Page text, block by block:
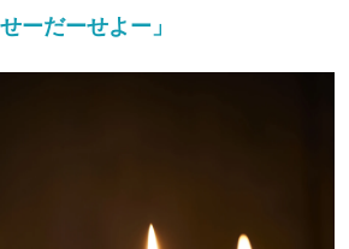
ーだーせよー」